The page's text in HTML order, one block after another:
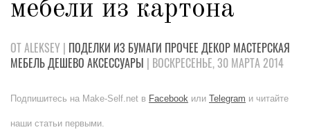
мебели из картона
ОТ ALEKSEY | ПОДЕЛКИ ИЗ БУМАГИ ПРОЧЕЕ ДЕКОР МАСТЕРСКАЯ
МЕБЕЛЬДЕШЕВО АКСЕССУАРЫ | ВОСКРЕСЕНЬЕ, 30 МАРТА 2014
Подпишитесь на Make-Self.net в Facebook или Telegram и читайте
наши статьи первыми.